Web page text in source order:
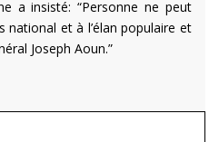
a insisté: “Personne ne peut
national et à l’élan populaire et
Joseph Aoun.”